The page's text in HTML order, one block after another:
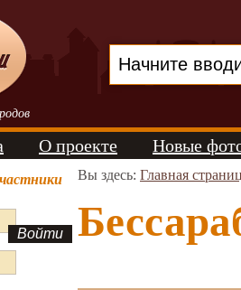
О проекте Новые
Вы здесь: Главная